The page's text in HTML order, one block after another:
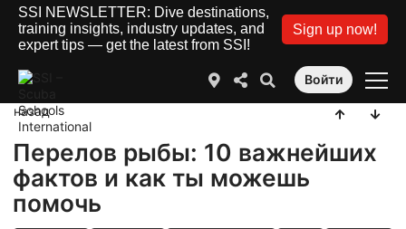
SSI NEWSLETTER: Dive destinations,
training insights, industry updates, and
expert tips — get the latest from SSI!
Sign up now!
Войти
назад
Перелов рыбы: 10 важнейших
фактов и как ты можешь
помочь